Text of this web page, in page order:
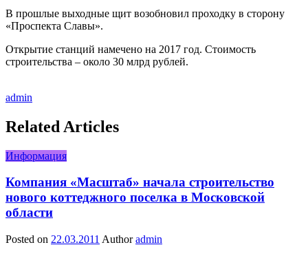
В прошлые выходные щит возобновил проходку в сторону
«Проспекта Славы».
Открытие станций намечено на 2017 год. Стоимость
строительства – около 30 млрд рублей.
admin
Related Articles
Информация
Компания «Масштаб» начала строительство
нового коттеджного поселка в Московской
области
Posted on 22.03.2011 Author admin